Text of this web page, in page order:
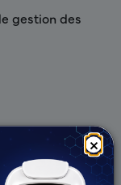
×
gestion des